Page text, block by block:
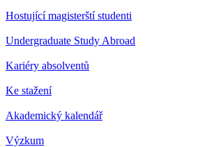
Hostující magisterští studenti
Undergraduate Study Abroad
Kariéry absolventů
Ke stažení
Akademický kalendář
Výzkum